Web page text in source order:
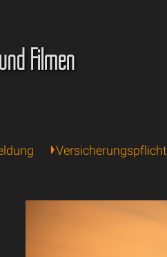
Filmen
Versicherungspflicht